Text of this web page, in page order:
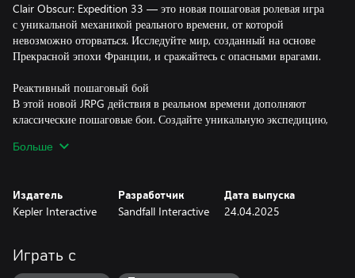
Clair Obscur: Expedition 33 — это новая пошаговая ролевая игра
с уникальной механикой реального времени, от которой
невозможно оторваться. Исследуйте мир, созданный на основе
Прекрасной эпохи Франции, и сражайтесь с опасными врагами.
Реактивный пошаговый бой
В этой новой JRPG действия в реальном времени дополняют
классические пошаговые бои. Создайте уникальную экспедицию,
взаимодействия между ее участниками. Выполняйте уклонения,
слабые места противника, используя систему прицеливания.
Остался всего год. Присоединяйтесь к Гюставу, Маэль и другим
участникам экспедиции в отчаянном путешествии, чтобы
Больше
Издатель
Kepler Interactive
Разработчик
Sandfall Interactive
Дата выпуска
24.04.2025
Играть с